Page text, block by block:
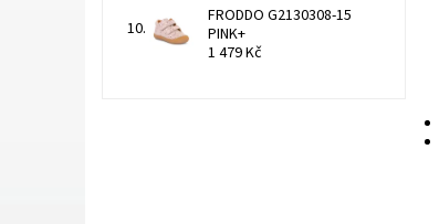
FRODDO G2130308-15
PINK+
1 479 Kč